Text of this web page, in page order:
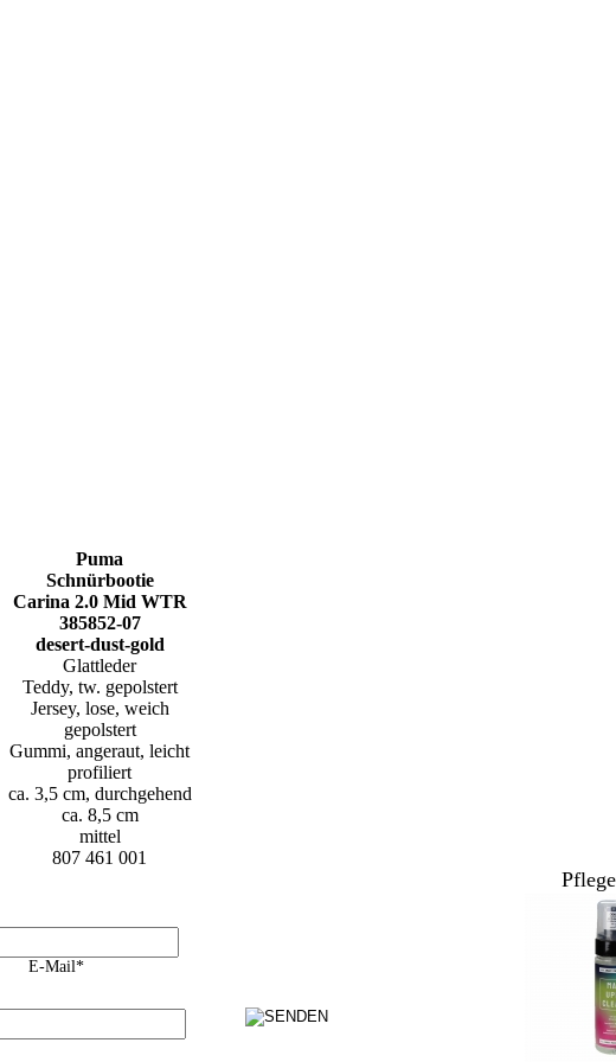
Puma
Schnürbootie
Carina 2.0 Mid WTR
385852-07
desert-dust-gold
Glattleder
Teddy, tw. gepolstert
Jersey, lose, weich
gepolstert
Gummi, angeraut, leicht
profiliert
ca. 3,5 cm, durchgehend
ca. 8,5 cm
mittel
807 461 001
E-Mail*